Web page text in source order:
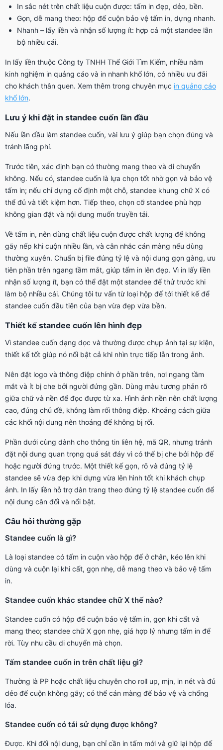
In sắc nét trên chất liệu cuộn được: tấm in đẹp, dẻo, bền.
Gọn, dễ mang theo: hộp đế cuộn bảo vệ tấm in, dựng nhanh.
Nhanh – lấy liền và nhận số lượng ít: hợp cả một standee lẫn
bộ nhiều cái.
In lấy liền thuộc Công ty TNHH Thế Giới Tìm Kiếm, nhiều năm
kinh nghiệm in quảng cáo và in nhanh khổ lớn, có nhiều ưu đãi
cho khách thân quen. Xem thêm trong chuyên mục in quảng cáo
khổ lớn.
Lưu ý khi đặt in standee cuốn lần đầu
Nếu lần đầu làm standee cuốn, vài lưu ý giúp bạn chọn đúng và
tránh lãng phí.
Trước tiên, xác định bạn có thường mang theo và di chuyển
không. Nếu có, standee cuốn là lựa chọn tốt nhờ gọn và bảo vệ
tấm in; nếu chỉ dựng cố định một chỗ, standee khung chữ X có
thể đủ và tiết kiệm hơn. Tiếp theo, chọn cỡ standee phù hợp
không gian đặt và nội dung muốn truyền tải.
Về tấm in, nên dùng chất liệu cuộn được chất lượng để không
gãy nếp khi cuộn nhiều lần, và cân nhắc cán màng nếu dùng
thường xuyên. Chuẩn bị file đúng tỷ lệ và nội dung gọn gàng, ưu
tiên phần trên ngang tầm mắt, giúp tấm in lên đẹp. Vì in lấy liền
nhận số lượng ít, bạn có thể đặt một standee để thử trước khi
làm bộ nhiều cái. Chúng tôi tư vấn từ loại hộp đế tới thiết kế để
standee cuốn đầu tiên của bạn vừa đẹp vừa bền.
Thiết kế standee cuốn lên hình đẹp
Vì standee cuốn dạng dọc và thường được chụp ảnh tại sự kiện,
thiết kế tốt giúp nó nổi bật cả khi nhìn trực tiếp lẫn trong ảnh.
Nên đặt logo và thông điệp chính ở phần trên, nơi ngang tầm
mắt và ít bị che bởi người đứng gần. Dùng màu tương phản rõ
giữa chữ và nền để đọc được từ xa. Hình ảnh nền nên chất lượng
cao, đúng chủ đề, không làm rối thông điệp. Khoảng cách giữa
các khối nội dung nên thoáng để không bị rối.
Phần dưới cùng dành cho thông tin liên hệ, mã QR, nhưng tránh
đặt nội dung quan trọng quá sát đáy vì có thể bị che bởi hộp đế
hoặc người đứng trước. Một thiết kế gọn, rõ và đúng tỷ lệ
standee sẽ vừa đẹp khi dựng vừa lên hình tốt khi khách chụp
ảnh. In lấy liền hỗ trợ dàn trang theo đúng tỷ lệ standee cuốn để
nội dung cân đối và nổi bật.
Câu hỏi thường gặp
Standee cuốn là gì?
Là loại standee có tấm in cuộn vào hộp đế ở chân, kéo lên khi
dùng và cuộn lại khi cất, gọn nhẹ, dễ mang theo và bảo vệ tấm
in.
Standee cuốn khác standee chữ X thế nào?
Standee cuốn có hộp đế cuộn bảo vệ tấm in, gọn khi cất và
mang theo; standee chữ X gọn nhẹ, giá hợp lý nhưng tấm in để
rời. Tùy nhu cầu di chuyển mà chọn.
Tấm standee cuốn in trên chất liệu gì?
Thường là PP hoặc chất liệu chuyên cho roll up, mịn, in nét và đủ
dẻo để cuộn không gãy; có thể cán màng để bảo vệ và chống
lóa.
Standee cuốn có tái sử dụng được không?
Được. Khi đổi nội dung, bạn chỉ cần in tấm mới và giữ lại hộp đế